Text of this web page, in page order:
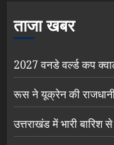
ताजा खबर
2027 वनडे वर्ल्ड कप
रूस ने यूक्रेन की
उत्तराखंड में भारी बारिश